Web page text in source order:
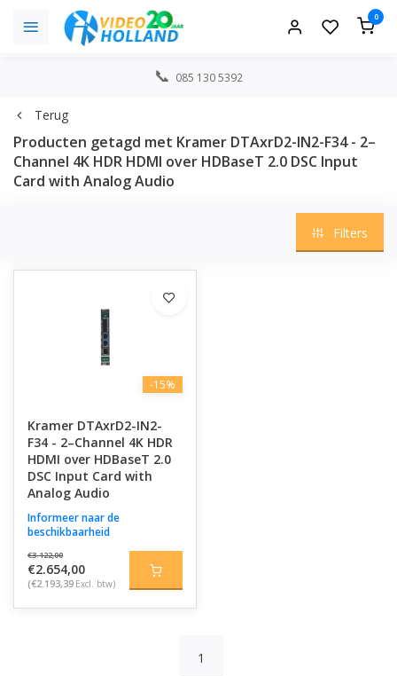
0
085 130 5392
Terug
Producten getagd met Kramer DTAxrD2-IN2-F34 - 2–
Channel 4K HDR HDMI over HDBaseT 2.0 DSC Input
Card with Analog Audio
Filters
-15%
Kramer DTAxrD2-IN2-
F34 - 2–Channel 4K HDR
HDMI over HDBaseT 2.0
DSC Input Card with
Analog Audio
Informeer naar de
beschikbaarheid
€3.122,00
€2.654,00
(€2.193,39 Excl. btw)
1